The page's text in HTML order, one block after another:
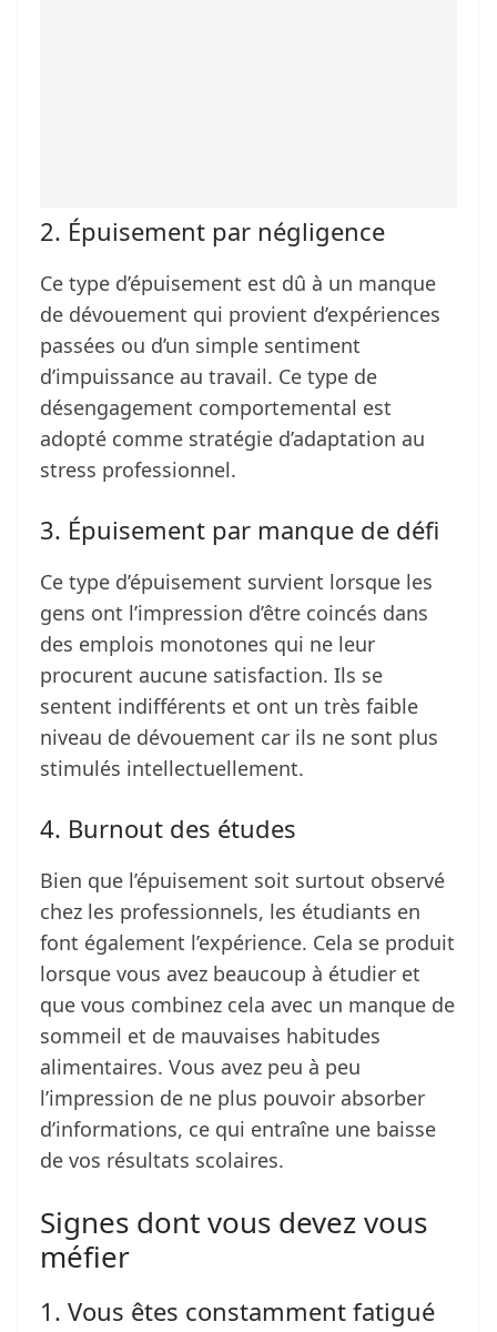
2. Épuisement par négligence
Ce type d’épuisement est dû à un manque
de dévouement qui provient d’expériences
passées ou d’un simple sentiment
d’impuissance au travail. Ce type de
désengagement comportemental est
adopté comme stratégie d’adaptation au
stress professionnel.
3. Épuisement par manque de défi
Ce type d’épuisement survient lorsque les
gens ont l’impression d’être coincés dans
des emplois monotones qui ne leur
procurent aucune satisfaction. Ils se
sentent indifférents et ont un très faible
niveau de dévouement car ils ne sont plus
stimulés intellectuellement.
4. Burnout des études
Bien que l’épuisement soit surtout observé
chez les professionnels, les étudiants en
font également l’expérience. Cela se produit
lorsque vous avez beaucoup à étudier et
que vous combinez cela avec un manque de
sommeil et de mauvaises habitudes
alimentaires. Vous avez peu à peu
l’impression de ne plus pouvoir absorber
d’informations, ce qui entraîne une baisse
de vos résultats scolaires.
Signes dont vous devez vous
méfier
1. Vous êtes constamment fatigué